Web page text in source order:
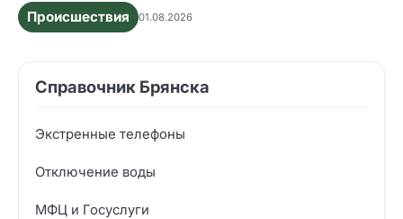
Происшествия
01.08.2026
Справочник Брянска
Экстренные телефоны
Отключение воды
МФЦ и Госуслуги